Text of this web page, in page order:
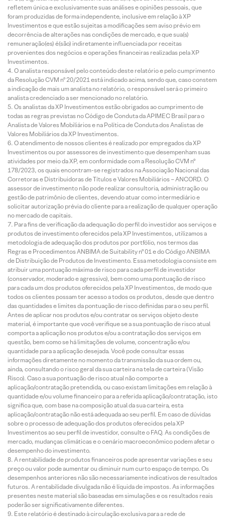
refletem única e exclusivamente suas análises e opiniões pessoais, que
foram produzidas de forma independente, inclusive em relação à XP
Investimentos e que estão sujeitas a modificações sem aviso prévio em
decorrência de alterações nas condições de mercado, e que sua(s)
remuneração(es) é(são) indiretamente influenciada por receitas
provenientes dos negócios e operações financeiras realizadas pela XP
Investimentos.
O analista responsável pelo conteúdo deste relatório e pelo cumprimento
da Resolução CVM nº 20/2021 está indicado acima, sendo que, caso constem
a indicação de mais um analista no relatório, o responsável será o primeiro
analista credenciado a ser mencionado no relatório.
Os analistas da XP Investimentos estão obrigados ao cumprimento de
todas as regras previstas no Código de Conduta da APIMEC Brasil para o
Analista de Valores Mobiliários e na Política de Conduta dos Analistas de
Valores Mobiliários da XP Investimentos.
O atendimento de nossos clientes é realizado por empregados da XP
Investimentos ou por assessores de investimento que desempenham suas
atividades por meio da XP, em conformidade com a Resolução CVM nº
178/2023, os quais encontram-se registrados na Associação Nacional das
Corretoras e Distribuidoras de Títulos e Valores Mobiliários – ANCORD. O
assessor de investimento não pode realizar consultoria, administração ou
gestão de patrimônio de clientes, devendo atuar como intermediário e
solicitar autorização prévia do cliente para a realização de qualquer operação
no mercado de capitais.
Para fins de verificação da adequação do perfil do investidor aos serviços e
produtos de investimento oferecidos pela XP Investimentos, utilizamos a
metodologia de adequação dos produtos por portfólio, nos termos das
Regras e Procedimentos ANBIMA de Suitability nº 01 e do Código ANBIMA
de Distribuição de Produtos de Investimento. Essa metodologia consiste em
atribuir uma pontuação máxima de risco para cada perfil de investidor
(conservador, moderado e agressivo), bem como uma pontuação de risco
para cada um dos produtos oferecidos pela XP Investimentos, de modo que
todos os clientes possam ter acesso a todos os produtos, desde que dentro
das quantidades e limites da pontuação de risco definidas para o seu perfil.
Antes de aplicar nos produtos e/ou contratar os serviços objeto deste
material, é importante que você verifique se a sua pontuação de risco atual
comporta a aplicação nos produtos e/ou a contratação dos serviços em
questão, bem como se há limitações de volume, concentração e/ou
quantidade para a aplicação desejada. Você pode consultar essas
informações diretamente no momento da transmissão da sua ordem ou,
ainda, consultando o risco geral da sua carteira na tela de carteira (Visão
Risco). Caso a sua pontuação de risco atual não comporte a
aplicação/contratação pretendida, ou caso existam limitações em relação à
quantidade e/ou volume financeiro para a referida aplicação/contratação, isto
significa que, com base na composição atual da sua carteira, esta
aplicação/contratação não está adequada ao seu perfil. Em caso de dúvidas
sobre o processo de adequação dos produtos oferecidos pela XP
Investimentos ao seu perfil de investidor, consulte o FAQ. As condições de
mercado, mudanças climáticas e o cenário macroeconômico podem afetar o
desempenho do investimento.
A rentabilidade de produtos financeiros pode apresentar variações e seu
preço ou valor pode aumentar ou diminuir num curto espaço de tempo. Os
desempenhos anteriores não são necessariamente indicativos de resultados
futuros. A rentabilidade divulgada não é líquida de impostos. As informações
presentes neste material são baseadas em simulações e os resultados reais
poderão ser significativamente diferentes.
Este relatório é destinado à circulação exclusiva para a rede de